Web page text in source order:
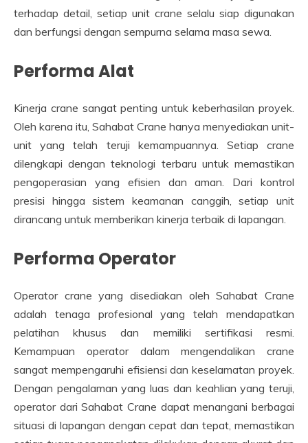
terhadap detail, setiap unit crane selalu siap digunakan
dan berfungsi dengan sempurna selama masa sewa.
Performa Alat
Kinerja crane sangat penting untuk keberhasilan proyek.
Oleh karena itu, Sahabat Crane hanya menyediakan unit-
unit yang telah teruji kemampuannya. Setiap crane
dilengkapi dengan teknologi terbaru untuk memastikan
pengoperasian yang efisien dan aman. Dari kontrol
presisi hingga sistem keamanan canggih, setiap unit
dirancang untuk memberikan kinerja terbaik di lapangan.
Performa Operator
Operator crane yang disediakan oleh Sahabat Crane
adalah tenaga profesional yang telah mendapatkan
pelatihan khusus dan memiliki sertifikasi resmi.
Kemampuan operator dalam mengendalikan crane
sangat mempengaruhi efisiensi dan keselamatan proyek.
Dengan pengalaman yang luas dan keahlian yang teruji,
operator dari Sahabat Crane dapat menangani berbagai
situasi di lapangan dengan cepat dan tepat, memastikan